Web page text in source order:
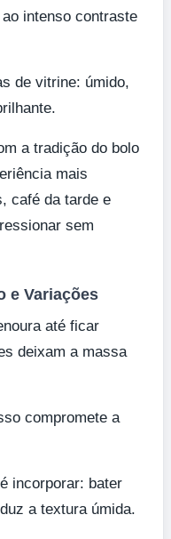
intenso contraste
de vitrine: úmido,
a tradição do bolo
mais
café da tarde e
sem
e Variações
até ficar
deixam a massa
compromete a
incorporar: bater
a textura úmida.